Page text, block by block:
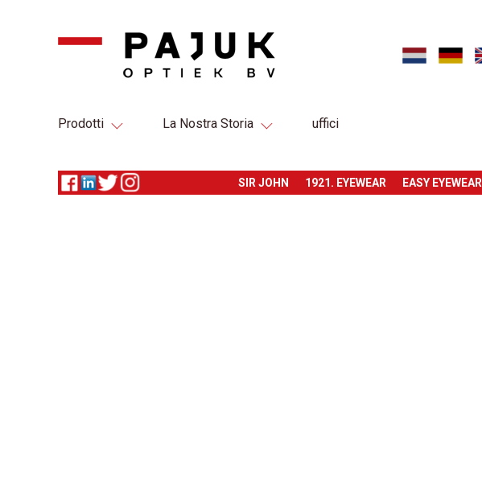
Prodotti La Nostra Storia uffici
SIR JOHN 1921. EYEWEAR EASY EYEWEAR